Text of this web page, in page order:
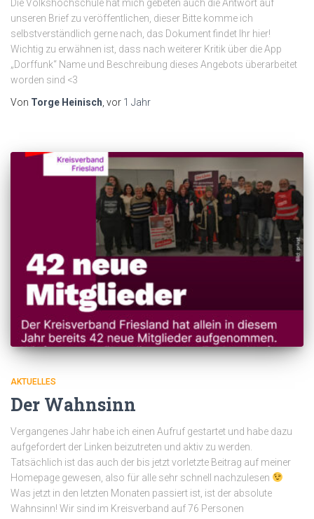
Die Volkshochschule hat mich gebeten auch die Antwort auf
unseren Brief zu veröffentlichen, dieser Bitte komme ich
selbstverständlich gerne nach, das Dokument findet Ihr hier!
Wichtig zu erwähnen ist, dass nach weiterer Kritik über die App
„Dorffunk“ Name und Beschreibung dieses Angebots überarbeitet
worden sind <3
Von Torge Heinisch , vor 1 Jahr
AKTUELLES
Der Wahnsinn
Vergangenes Jahr habe ich einen Aufruf gestartet und habe dazu
aufgefordert der Linken beizutreten und aktiv zu werden.
Tatsächlich ist das auch der bis jetzt vorletzte Beitrag auf meiner
Homepage gewesen, also für alle sehr schnell nachzulesen
Was jetzt in den letzten Monaten passiert ist, ist der absolute
Wahnsinn! Wir sind im Kreisverband auf 76 Personen